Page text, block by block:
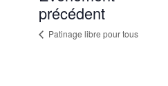
précédent
Patinage libre pour tous